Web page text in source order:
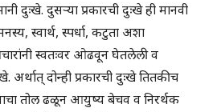
दुःखे. दुसऱ्या प्रकारची दुःखे ही मानवी
स्वार्थ, स्पर्धा, कटुता अशा
स्वतःवर ओढवून घेतलेली व
अर्थात् दोन्ही प्रकारची दुःखे तितकीच
तोल ढळून आयुष्य बेचव व निरर्थक